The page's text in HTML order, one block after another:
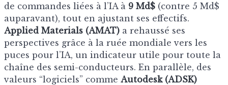
de commandes liées à l’IA à 9 Md$ (contre 5 Md$
auparavant), tout en ajustant ses effectifs.
Applied Materials (AMAT) a rehaussé ses
perspectives grâce à la ruée mondiale vers les
puces pour l’IA, un indicateur utile pour toute la
chaîne des semi-conducteurs. En parallèle, des
valeurs “logiciels” comme Autodesk (ADSK)